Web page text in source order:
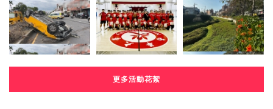
更多活動花絮